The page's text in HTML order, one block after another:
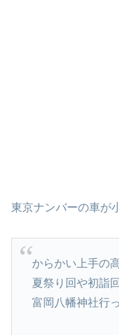
東京ナンバーの車が
からかい上手の
夏祭り回や初詣
富岡八幡神社行